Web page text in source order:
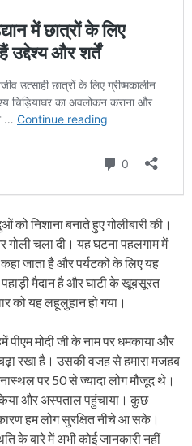
निशाना बनाते हुए गोलीबारी की।
चला दी। यह घटना पहलगाम में
जाता है और पर्यटकों के लिए यह
मैदान है और घाटी के खूबसूरत
को यह लहूलुहान हो गया।
पीएम मोदी जी के नाम पर धमकाया और
रखा है। उसकी वजह से हमारा मजहब
पर 50 से ज्यादा लोग मौजूद थे।
और अस्पताल पहुंचाया। कुछ
हम लोग सुरक्षित नीचे आ सके।
के बारे में अभी कोई जानकारी नहीं